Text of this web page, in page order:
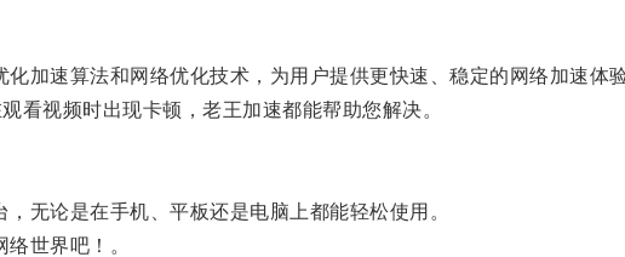
速算法和网络优化技术，为用户提供更快速、稳定的网络加速体验
视频时出现卡顿，老王加速都能帮助您解决。
论是在手机、平板还是电脑上都能轻松使用。
世界吧！。